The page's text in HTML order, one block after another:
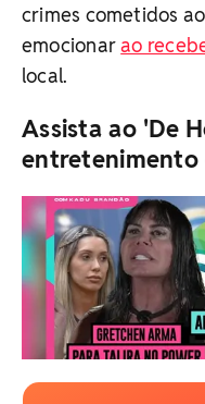
crimes cometidos
emocionarao
local.
Assista ao 'De
entretenimento